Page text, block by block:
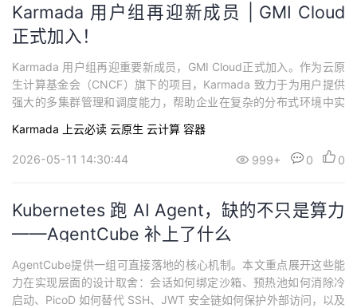
Karmada 用户组再迎新成员 | GMI Cloud
正式加入！
Karmada 用户组再迎重要新成员，GMI Cloud正式加入。作为云原
生计算基金会（CNCF）旗下的项目，Karmada 致力于为用户提供
强大的多集群管理和调度能力，帮助企业在复杂的分布式环境中实
da 社区，为项目的持续创新带来新的活力，标志着社区发展和 Kar
mada 在多样化生产环境中采用的又一个重要里程碑。
Karmada 上云必读 云原生 云计算 容器
2026-05-11 14:30:44 999+ 0 0
Kubernetes 跑 AI Agent，缺的不只是算力
——AgentCube 补上了什么
AgentCube提供一组可直接落地的核心机制。本文重点展开这些能
力在实现层面的设计取舍：会话如何绑定沙箱、预热池如何消除冷
启动、PicoD 如何替代 SSH、JWT 安全链如何保护外部访问，以及